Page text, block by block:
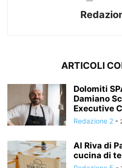
ARTICOLI
Dolomiti
Damiano
Executive
Redazione 2 -
Al Riva di
cucina di